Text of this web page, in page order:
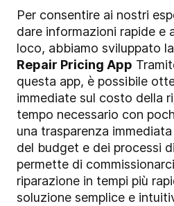
Per consentire ai nostri
dare informazioni rapide e
loco, abbiamo sviluppato la
Repair Pricing App
questa app, è possibile
immediate sul costo della
tempo necessario con
una trasparenza
del budget e dei processi
permette di
riparazione in tempi più
soluzione semplice e